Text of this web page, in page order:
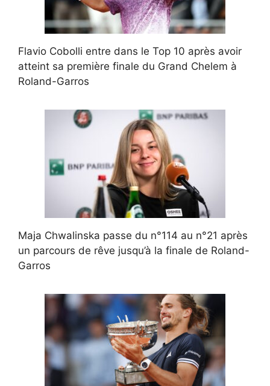
Flavio Cobolli entre dans le Top 10 après avoir
atteint sa première finale du Grand Chelem à
Roland-Garros
Maja Chwalinska passe du n°114 au n°21 après
un parcours de rêve jusqu’à la finale de Roland-
Garros